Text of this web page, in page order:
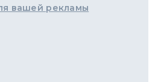
вашей рекламы